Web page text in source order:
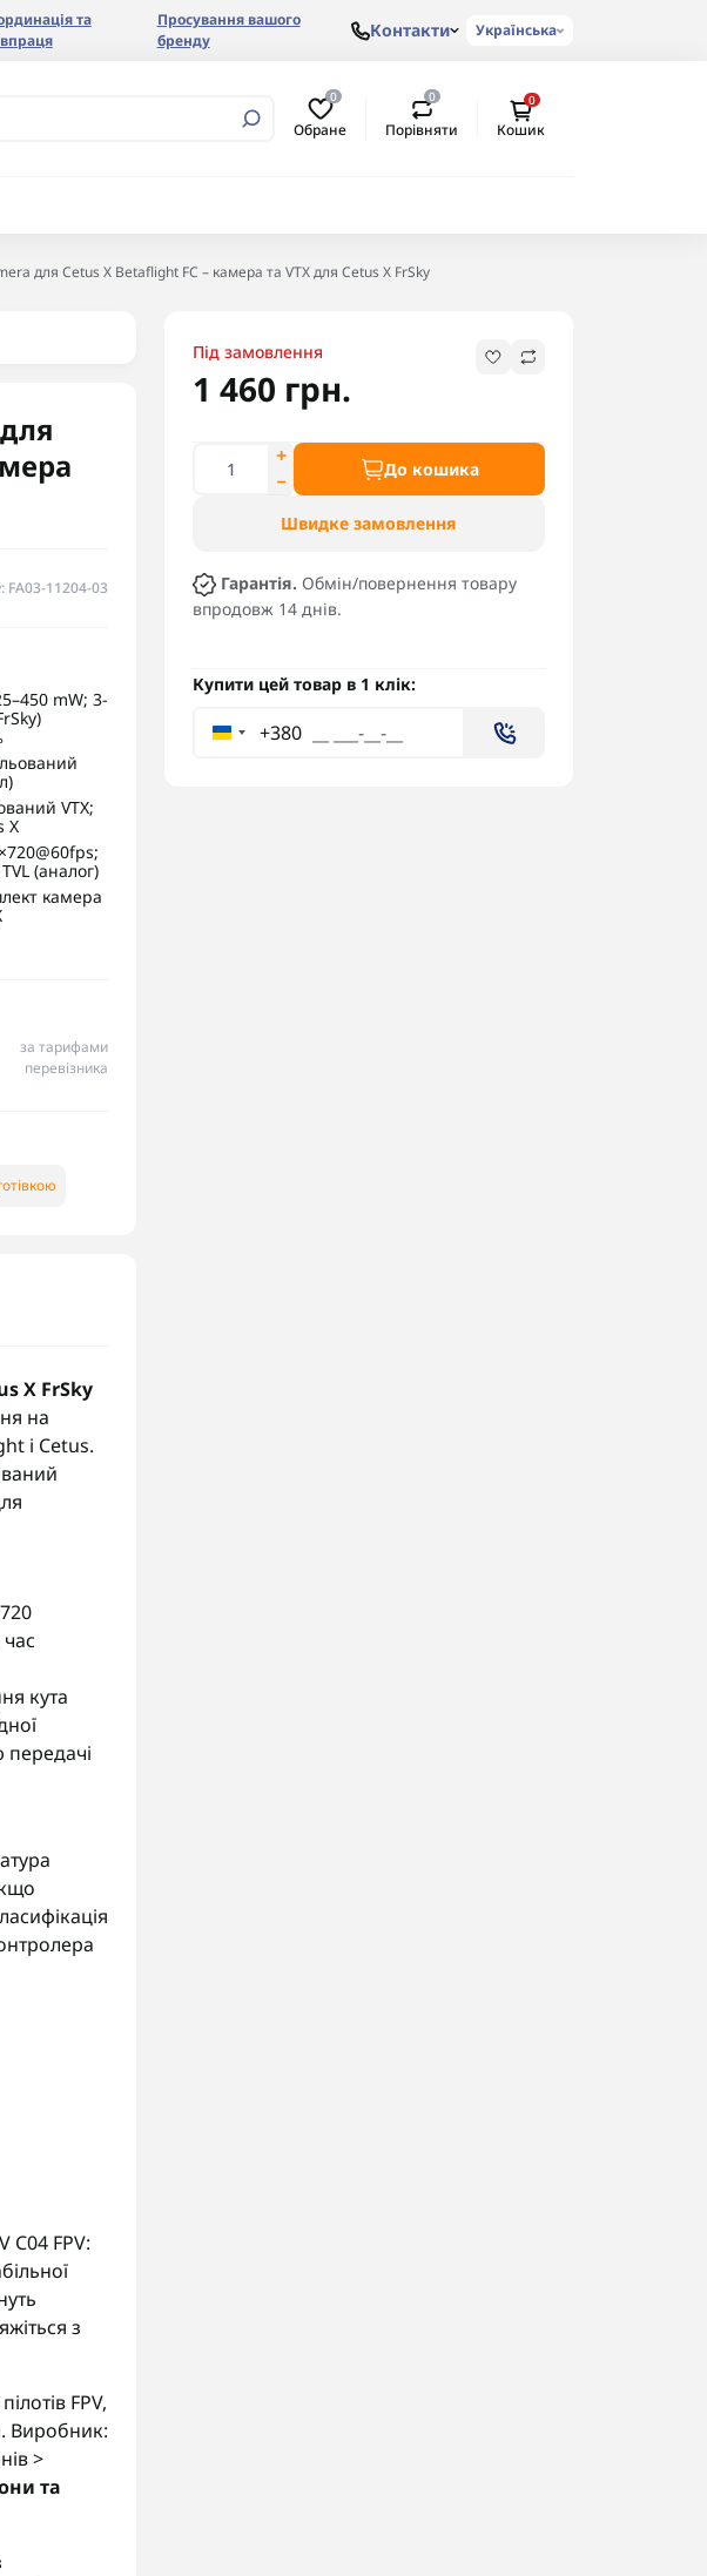
та
Просування вашого
бренду
Контакти Українська
0
Обране
0
Порівняти
0
Кошик
для Cetus X Betaflight FC – камера та VTX для Cetus X FrSky
FA03-11204-03
Під замовлення
1 460 грн.
До кошика
Швидке замовлення
Гарантія. Обмін/повернення товару
впродовж 14 днів.
Купити цей товар в 1 клік:
+380
mW; 3-
VTX;
X
(аналог)
камера
за тарифами
перевізника
X FrSky
на
і Cetus.
кута
передачі
C04 FPV:
з
FPV,
Виробник:
>
та